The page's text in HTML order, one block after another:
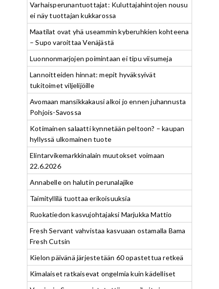
Varhaisperunantuottajat: Kuluttajahintojen nousu
ei näy tuottajan kukkarossa
Maatilat ovat yhä useammin kyberuhkien kohteena
– Supo varoittaa Venäjästä
Luonnonmarjojen poimintaan ei tipu viisumeja
Lannoitteiden hinnat: mepit hyväksyivät
tukitoimet viljelijöille
Avomaan mansikkakausi alkoi jo ennen juhannusta
Pohjois-Savossa
Kotimainen salaatti kynnetään peltoon? – kaupan
hyllyssä ulkomainen tuote
Elintarvikemarkkinalain muutokset voimaan
22.6.2026
Annabelle on halutin perunalajike
Taimityllilä tuottaa erikoisuuksia
Ruokatiedon kasvujohtajaksi Marjukka Mattio
Fresh Servant vahvistaa kasvuaan ostamalla Bama
Fresh Cutsin
Kielon päivänä järjestetään 60 opastettua retkeä
Kimalaiset ratkaisevat ongelmia kuin kädelliset